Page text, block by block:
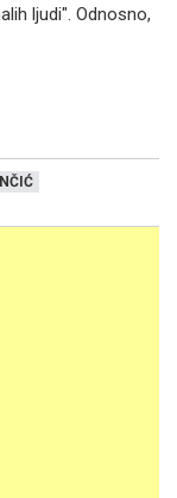
ljudi". Odnosno,